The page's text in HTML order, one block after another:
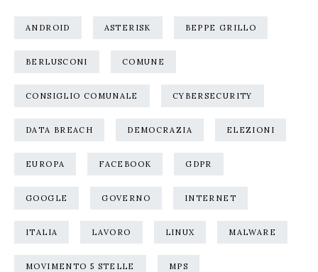
ANDROID ASTERISK BEPPE GRILLO
BERLUSCONI COMUNE
CONSIGLIO COMUNALE CYBERSECURITY
DATA BREACH DEMOCRAZIA ELEZIONI
EUROPA FACEBOOK GDPR
GOOGLE GOVERNO INTERNET
ITALIA LAVORO LINUX MALWARE
MOVIMENTO 5 STELLE MPS